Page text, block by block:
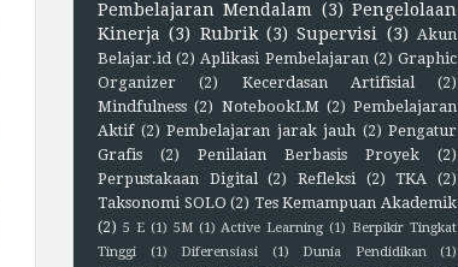
Pembelajaran Mendalam (3) Pengelolaan
Kinerja (3) Rubrik (3) Supervisi (3) Akun
Belajar.id (2) Aplikasi Pembelajaran (2) Graphic
Organizer
(2) Kecerdasan Artifisial
(2)
Mindfulness (2) NotebookLM (2) Pembelajaran
Aktif (2) Pembelajaran jarak jauh (2) Pengatur
Grafis
(2) Penilaian Berbasis Proyek
(2)
Perpustakaan Digital (2) Refleksi (2) TKA
(2)
Taksonomi SOLO (2) Tes Kemampuan Akademik
(2) 5 E (1) 5M (1) Active Learning (1) Berpikir Tingkat
Tinggi
(1) Diferensiasi (1) Dunia Pendidikan
(1)